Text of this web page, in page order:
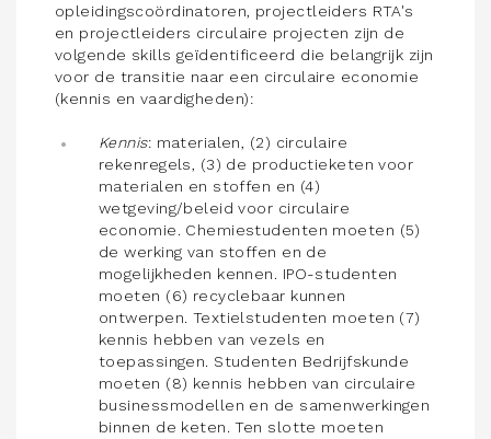
opleidingscoördinatoren, projectleiders RTA's
en projectleiders circulaire projecten zijn de
volgende skills geïdentificeerd die belangrijk zijn
voor de transitie naar een circulaire economie
(kennis en vaardigheden):
Kennis: materialen, (2) circulaire
rekenregels, (3) de productieketen voor
materialen en stoffen en (4)
wetgeving/beleid voor circulaire
economie. Chemiestudenten moeten (5)
de werking van stoffen en de
mogelijkheden kennen. IPO-studenten
moeten (6) recyclebaar kunnen
ontwerpen. Textielstudenten moeten (7)
kennis hebben van vezels en
toepassingen. Studenten Bedrijfskunde
moeten (8) kennis hebben van circulaire
businessmodellen en de samenwerkingen
binnen de keten. Ten slotte moeten